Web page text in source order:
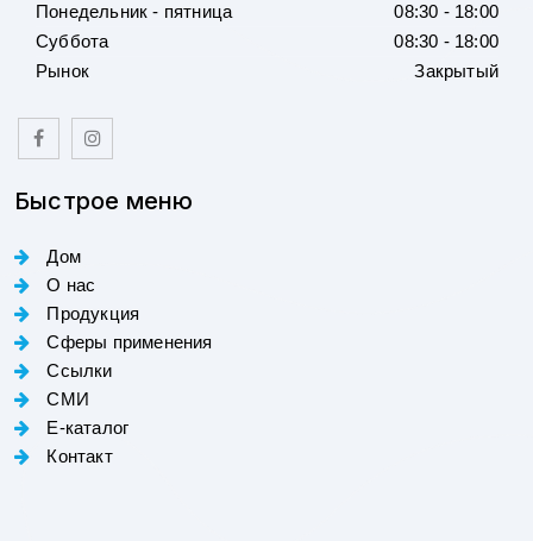
Понедельник - пятница
08:30 - 18:00
Суббота
08:30 - 18:00
Рынок
Закрытый
Быстрое меню
Дом
О нас
Продукция
Сферы применения
Ссылки
СМИ
E-каталог
Контакт